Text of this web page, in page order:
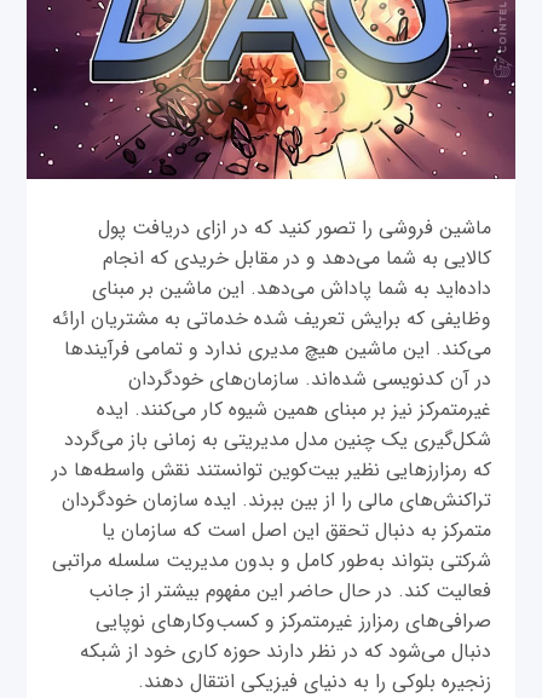
ماشین فروشی را تصور کنید که در ازای دریافت پول
کالایی به شما می‌دهد و در مقابل خریدی که انجام
داده‌اید به شما پاداش می‌دهد. این ماشین بر مبنای
وظایفی که برایش تعریف شده خدماتی به مشتریان ارائه
می‌کند. این ماشین هیچ مدیری ندارد و تمامی فرآیندها
در آن کدنویسی شده‌اند. سازمان‌های خودگردان
غیرمتمرکز نیز بر مبنای همین شیوه کار می‌کنند. ایده
شکل‌گیری یک چنین مدل مدیریتی به زمانی باز می‌گردد
که رمزارزهایی نظیر بیت‌کوین توانستند نقش واسطه‌ها در
تراکنش‌های مالی را از بین ببرند. ایده سازمان خودگردان
متمرکز به دنبال تحقق این اصل است که سازمان یا
شرکتی بتواند به‌طور کامل و بدون مدیریت سلسله مراتبی
فعالیت کند. در حال حاضر این مفهوم بیشتر از جانب
صرافی‌های رمزارز غیرمتمرکز و کسب‌وکارهای نوپایی
دنبال می‌شود که در نظر دارند حوزه کاری خود از شبکه
زنجیره بلوکی را به دنیای فیزیکی انتقال دهند.